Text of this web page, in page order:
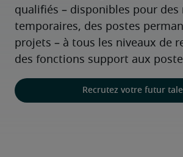
qualifiés – disponibles pour des
temporaires, des postes
projets – à tous les niveaux de
des fonctions support aux
Recrutez votre futur